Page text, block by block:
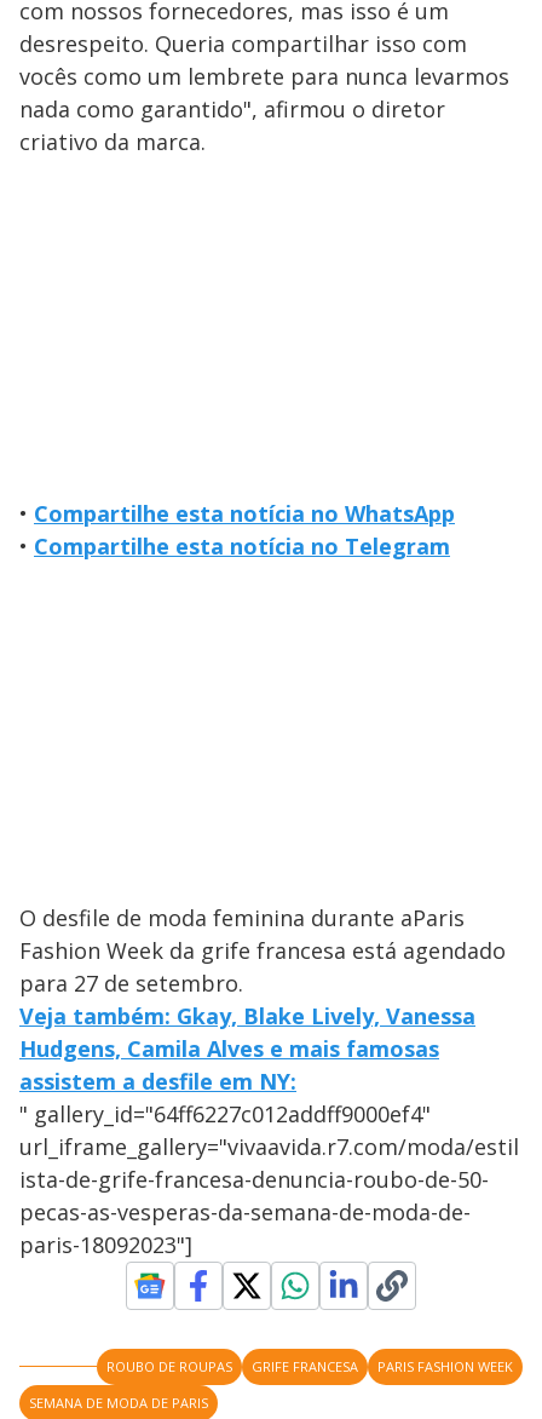
com nossos fornecedores, mas isso é um
desrespeito. Queria compartilhar isso com
vocês como um lembrete para nunca levarmos
nada como garantido", afirmou o diretor
criativo da marca.
• Compartilhe esta notícia no WhatsApp
• Compartilhe esta notícia no Telegram
O desfile de moda feminina durante aParis
Fashion Week da grife francesa está agendado
para 27 de setembro.
Veja também: Gkay, Blake Lively, Vanessa
Hudgens, Camila Alves e mais famosas
assistem a desfile em NY:
" gallery_id="64ff6227c012addff9000ef4"
url_iframe_gallery="vivaavida.r7.com/moda/estil
ista-de-grife-francesa-denuncia-roubo-de-50-
pecas-as-vesperas-da-semana-de-moda-de-
paris-18092023"]
ROUBO DE ROUPAS GRIFE FRANCESA
PARIS FASHION WEEK
SEMANA DE MODA DE PARIS